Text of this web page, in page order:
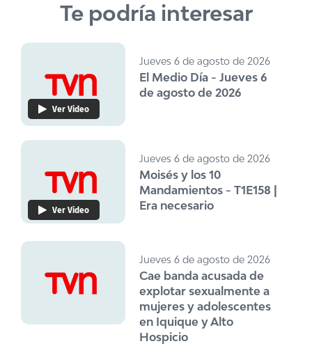
Te podría interesar
Ver Video
Jueves 6 de agosto de 2026
El Medio Día - Jueves 6
de agosto de 2026
Ver Video
Jueves 6 de agosto de 2026
Moisés y los 10
Mandamientos - T1E158 |
Era necesario
Jueves 6 de agosto de 2026
Cae banda acusada de
explotar sexualmente a
mujeres y adolescentes
en Iquique y Alto
Hospicio